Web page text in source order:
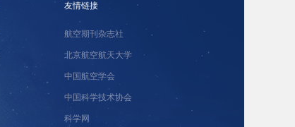
友情链接
航空期刊杂志社
北京航空航天大学
中国航空学会
中国科学技术协会
科学网